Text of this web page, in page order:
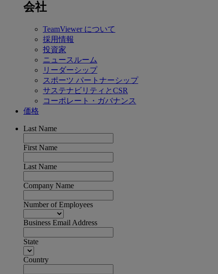
会社
TeamViewer について
採用情報
投資家
ニュースルーム
リーダーシップ
スポーツ パートナーシップ
サステナビリティとCSR
コーポレート・ガバナンス
価格
Last Name
First Name
Last Name
Company Name
Number of Employees
Business Email Address
State
Country